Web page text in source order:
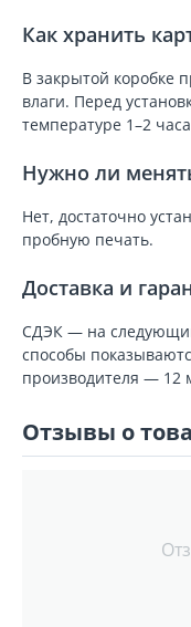
Как хранить
В закрытой коробке
влаги. Перед
температуре 1–2
Нужно ли
Нет, достаточно
пробную печать.
Доставка и
СДЭК — на
способы
производителя — 12
Отзывы о